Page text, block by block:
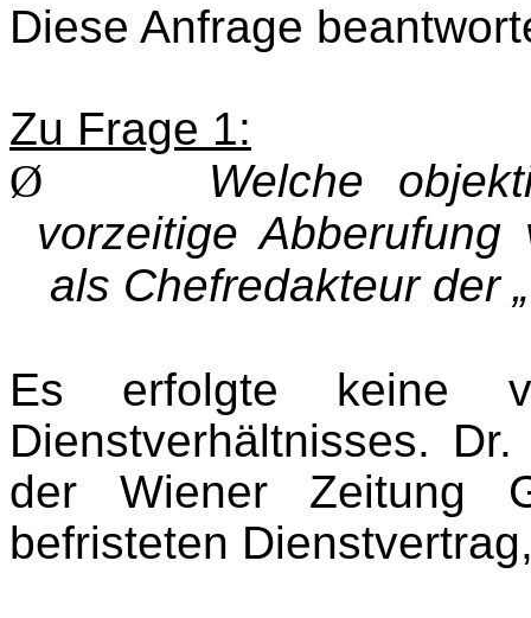
Diese Anfrage
Zu Frage 1:
Ø
Welche
vorzeitige
als Chefredakteur der
Es erfolgte keine
Dienstverhältnisses.
der Wiener Zeitung
befristeten